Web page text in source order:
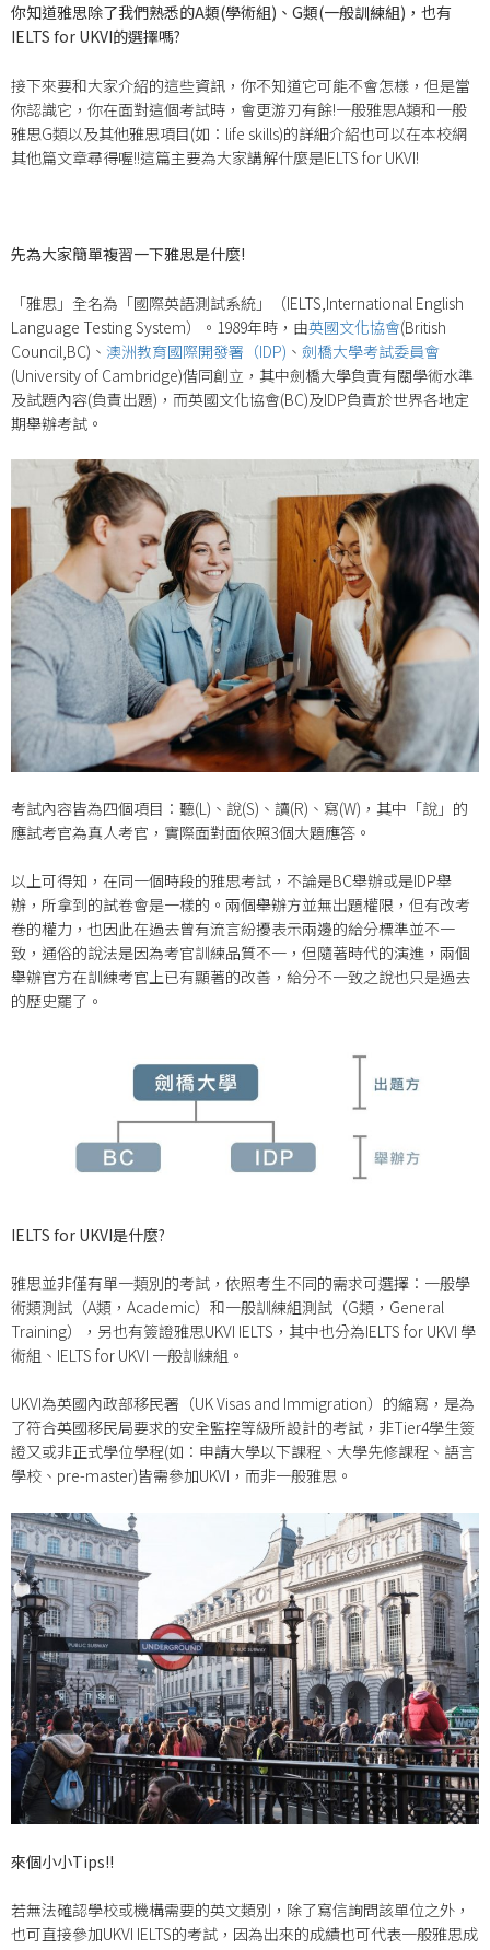
你知道雅思除了我們熟悉的A類(學術組)、G類(一般訓練組)，也有
IELTS for UKVI的選擇嗎?
接下來要和大家介紹的這些資訊，你不知道它可能不會怎樣，但是當
你認識它，你在面對這個考試時，會更游刃有餘!一般雅思A類和一般
雅思G類以及其他雅思項目(如：life skills)的詳細介紹也可以在本校網
其他篇文章尋得喔!!這篇主要為大家講解什麼是IELTS for UKVI!
先為大家簡單複習一下雅思是什麼!
「雅思」全名為「國際英語測試系統」（IELTS,International English
Language Testing System）。1989年時，由英國文化協會(British
Council,BC)、 澳洲教育國際開發署（IDP) 、 劍橋大學考試委員會
(University of Cambridge)偕同創立，其中劍橋大學負責有關學術水準
及試題內容(負責出題)，而英國文化協會(BC)及IDP負責於世界各地定
期舉辦考試。
考試內容皆為四個項目：聽(L)、說(S)、讀(R)、寫(W)，其中「說」的
應試考官為真人考官，實際面對面依照3個大題應答。
以上可得知，在同一個時段的雅思考試，不論是BC舉辦或是IDP舉
辦，所拿到的試卷會是一樣的。兩個舉辦方並無出題權限，但有改考
卷的權力，也因此在過去曾有流言紛擾表示兩邊的給分標準並不一
致，通俗的說法是因為考官訓練品質不一，但隨著時代的演進，兩個
舉辦官方在訓練考官上已有顯著的改善，給分不一致之說也只是過去
的歷史罷了。
IELTS for UKVI是什麼?
雅思並非僅有單一類別的考試，依照考生不同的需求可選擇：一般學
術類測試（A類，Academic）和一般訓練組測試（G類，General
Training），另也有簽證雅思UKVI IELTS，其中也分為IELTS for UKVI 學
術組、IELTS for UKVI 一般訓練組。
UKVI為英國內政部移民署（UK Visas and Immigration）的縮寫，是為
了符合英國移民局要求的安全監控等級所設計的考試，非Tier4學生簽
證又或非正式學位學程(如：申請大學以下課程、大學先修課程、語言
學校、pre-master)皆需參加UKVI，而非一般雅思。
來個小小Tips!!
若無法確認學校或機構需要的英文類別，除了寫信詢問該單位之外，
也可直接參加UKVI IELTS的考試，因為出來的成績也可代表一般雅思成